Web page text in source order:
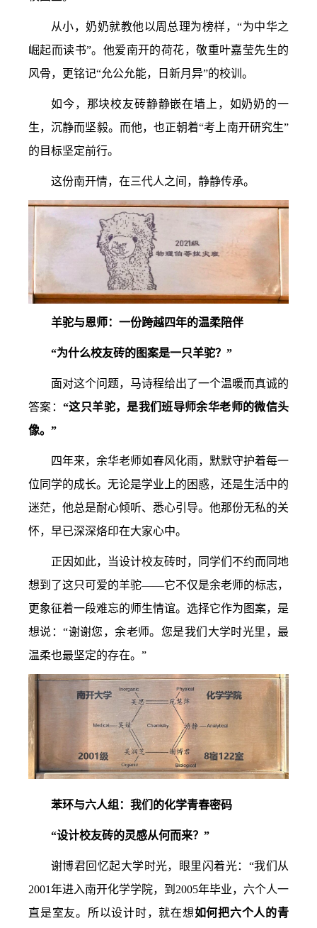
从小，奶奶就教他以周总理为榜样，“为中华之
崛起而读书”。他爱南开的荷花，敬重叶嘉莹先生的
风骨，更铭记“允公允能，日新月异”的校训。
如今，那块校友砖静静嵌在墙上，如奶奶的一
生，沉静而坚毅。而他，也正朝着“考上南开研究生”
的目标坚定前行。
这份南开情，在三代人之间，静静传承。
羊驼与恩师：一份跨越四年的温柔陪伴
“为什么校友砖的图案是一只羊驼？”
面对这个问题，马诗程给出了一个温暖而真诚的
答案：“这只羊驼，是我们班导师余华老师的微信头
像。”
四年来，余华老师如春风化雨，默默守护着每一
位同学的成长。无论是学业上的困惑，还是生活中的
迷茫，他总是耐心倾听、悉心引导。他那份无私的关
怀，早已深深烙印在大家心中。
正因如此，当设计校友砖时，同学们不约而同地
想到了这只可爱的羊驼——它不仅是余老师的标志，
更象征着一段难忘的师生情谊。选择它作为图案，是
想说：“谢谢您，余老师。您是我们大学时光里，最
温柔也最坚定的存在。”
苯环与六人组：我们的化学青春密码
“设计校友砖的灵感从何而来？”
谢博君回忆起大学时光，眼里闪着光：“我们从
2001年进入南开化学学院，到2005年毕业，六个人一
直是室友。所以设计时，就在想如何把六个人的青